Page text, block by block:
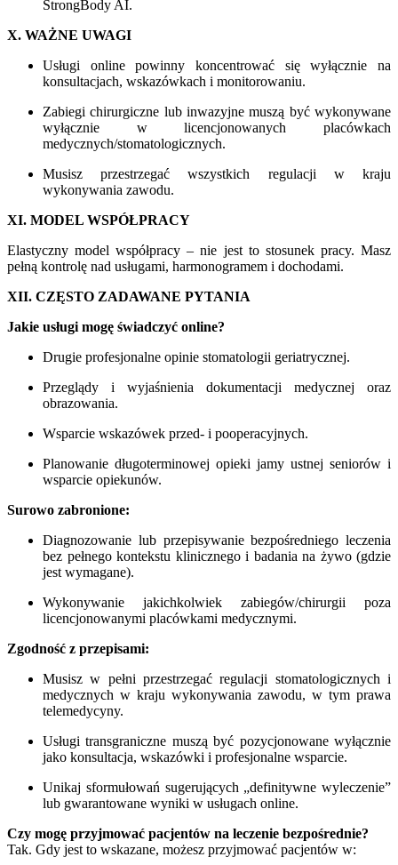
StrongBody AI.
X. WAŻNE UWAGI
Usługi online powinny koncentrować się wyłącznie na
konsultacjach, wskazówkach i monitorowaniu.
Zabiegi chirurgiczne lub inwazyjne muszą być wykonywane
wyłącznie w licencjonowanych placówkach
medycznych/stomatologicznych.
Musisz przestrzegać wszystkich regulacji w kraju
wykonywania zawodu.
XI. MODEL WSPÓŁPRACY
Elastyczny model współpracy – nie jest to stosunek pracy. Masz
pełną kontrolę nad usługami, harmonogramem i dochodami.
XII. CZĘSTO ZADAWANE PYTANIA
Jakie usługi mogę świadczyć online?
Drugie profesjonalne opinie stomatologii geriatrycznej.
Przeglądy i wyjaśnienia dokumentacji medycznej oraz
obrazowania.
Wsparcie wskazówek przed- i pooperacyjnych.
Planowanie długoterminowej opieki jamy ustnej seniorów i
wsparcie opiekunów.
Surowo zabronione:
Diagnozowanie lub przepisywanie bezpośredniego leczenia
bez pełnego kontekstu klinicznego i badania na żywo (gdzie
jest wymagane).
Wykonywanie jakichkolwiek zabiegów/chirurgii poza
licencjonowanymi placówkami medycznymi.
Zgodność z przepisami:
Musisz w pełni przestrzegać regulacji stomatologicznych i
medycznych w kraju wykonywania zawodu, w tym prawa
telemedycyny.
Usługi transgraniczne muszą być pozycjonowane wyłącznie
jako konsultacja, wskazówki i profesjonalne wsparcie.
Unikaj sformułowań sugerujących „definitywne wyleczenie”
lub gwarantowane wyniki w usługach online.
Czy mogę przyjmować pacjentów na leczenie bezpośrednie?
Tak. Gdy jest to wskazane, możesz przyjmować pacjentów w: